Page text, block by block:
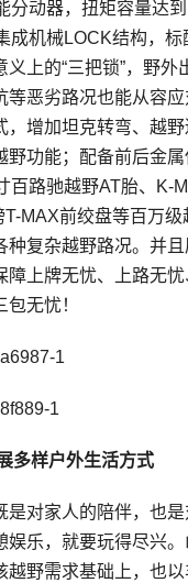
分动器，扭矩容量达到
成机械LOCK结构，标
义上的“三把锁”，野外
等恶劣路况也能从容
，增加坦克转弯、越
野功能；配备前后金
百路驰越野AT胎、K-
MAX前绞盘等百万级
种复杂越野路况。并且
障上牌无忧、上路无
无忧！
多样户外生活方式
是对家人的陪伴，也
娱乐，就要玩得尽兴
越野需求基础上，也